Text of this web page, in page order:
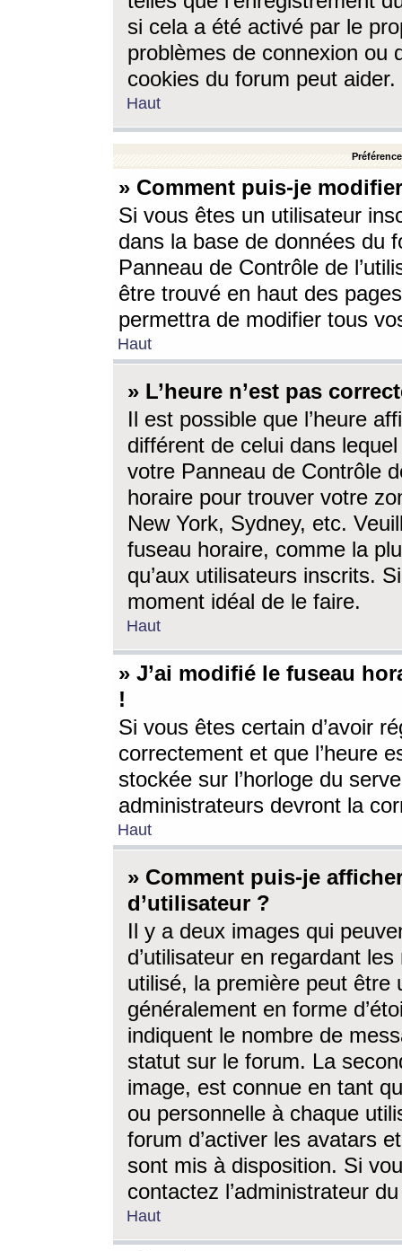
si cela a été activé par le
problèmes de connexion ou
cookies du forum peut aider.
Haut
» Comment puis-je
Si vous êtes un utilisateur
dans la base de données du
Panneau de Contrôle de
être trouvé en haut des
permettra de modifier tous
Haut
» L’heure n’est pas
Il est possible que l’heure
différent de celui dans
votre Panneau de Contrôle
horaire pour trouver votre
New York, Sydney, etc.
fuseau horaire, comme la
qu’aux utilisateurs inscrits.
moment idéal de le faire.
Haut
» J’ai modifié le fuseau
!
Si vous êtes certain d’avoir
correctement et que l’heure
stockée sur l’horloge du
administrateurs devront la
Haut
» Comment puis-je
d’utilisateur ?
Il y a deux images qui
d’utilisateur en regardant
utilisé, la première peut être
généralement en forme
indiquent le nombre de
statut sur le forum. La
image, est connue en tant
ou personnelle à chaque
forum d’activer les avatars
sont mis à disposition. Si
contactez l’administrateur
Haut